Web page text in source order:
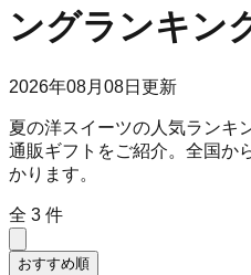
ングランキン
2026年08月08日 更新
夏の洋スイーツの人気ランキ
通販ギフトをご紹介。全国か
かります。
全 3 件
おすすめ順